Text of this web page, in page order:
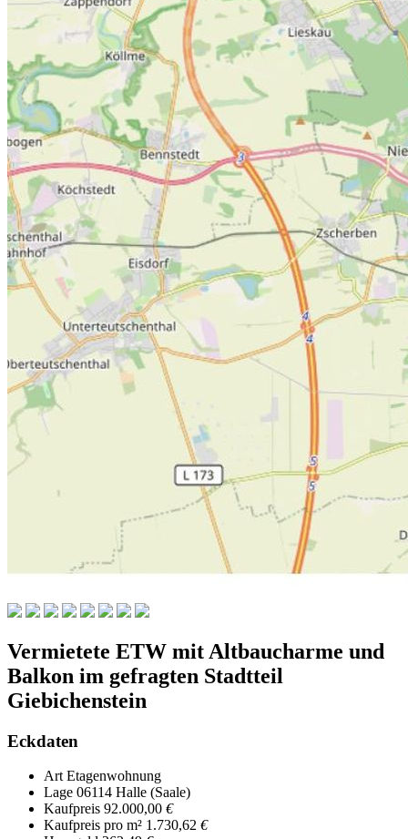
Vermietete ETW mit Altbaucharme und
Balkon im gefragten Stadtteil
Giebichenstein
Eckdaten
Art Etagenwohnung
Lage 06114 Halle (Saale)
Kaufpreis 92.000,00 €
Kaufpreis pro m² 1.730,62 €